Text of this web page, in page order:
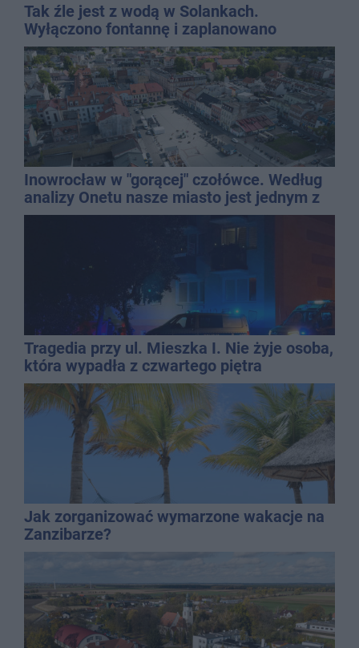
Tak źle jest z wodą w Solankach.
Wyłączono fontannę i zaplanowano
dolewkę
Inowrocław w "gorącej" czołówce. Według
analizy Onetu nasze miasto jest jednym z
najbardziej narażonych na upały
Tragedia przy ul. Mieszka I. Nie żyje osoba,
która wypadła z czwartego piętra
Jak zorganizować wymarzone wakacje na
Zanzibarze?